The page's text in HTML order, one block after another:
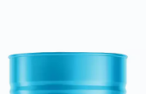
ها
محصول